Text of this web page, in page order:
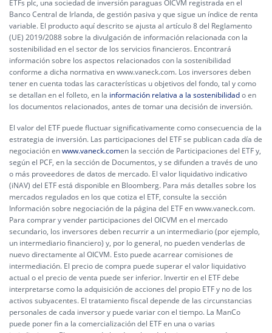
ETFs plc, una sociedad de inversión paraguas OICVM registrada en el
Banco Central de Irlanda, de gestión pasiva y que sigue un índice de renta
variable. El producto aquí descrito se ajusta al artículo 8 del Reglamento
(UE) 2019/2088 sobre la divulgación de información relacionada con la
sostenibilidad en el sector de los servicios financieros. Encontrará
información sobre los aspectos relacionados con la sostenibilidad
conforme a dicha normativa en www.vaneck.com. Los inversores deben
tener en cuenta todas las características u objetivos del fondo, tal y como
se detallan en el folleto, en la información relativa a la sostenibilidado en
los documentos relacionados, antes de tomar una decisión de inversión.
El valor del ETF puede fluctuar significativamente como consecuencia de la
estrategia de inversión. Las participaciones del ETF se publican cada día de
negociación enwww.vaneck.comen la sección de Participaciones del ETF y,
según el PCF, en la sección de Documentos, y se difunden a través de uno
o más proveedores de datos de mercado. El valor liquidativo indicativo
(iNAV) del ETF está disponible en Bloomberg. Para más detalles sobre los
mercados regulados en los que cotiza el ETF, consulte la sección
Información sobre negociación de la página del ETF en www.vaneck.com.
Para comprar y vender participaciones del OICVM en el mercado
secundario, los inversores deben recurrir a un intermediario (por ejemplo,
un intermediario financiero) y, por lo general, no pueden venderlas de
nuevo directamente al OICVM. Esto puede acarrear comisiones de
intermediación. El precio de compra puede superar el valor liquidativo
actual o el precio de venta puede ser inferior. Invertir en el ETF debe
interpretarse como la adquisición de acciones del propio ETF y no de los
activos subyacentes. El tratamiento fiscal depende de las circunstancias
personales de cada inversor y puede variar con el tiempo. La ManCo
puede poner fin a la comercialización del ETF en una o varias